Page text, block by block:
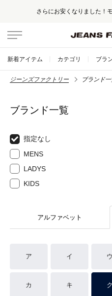
さらにお安くなりました！
新着アイテム カテゴリ ブラ
ジーンズファクトリー ブランド
ブランド一覧
指定なし
MENS
LADYS
KIDS
アルファベット
ア イ ウ
カ キ ク